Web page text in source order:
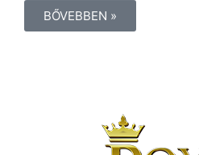
BŐVEBBEN »